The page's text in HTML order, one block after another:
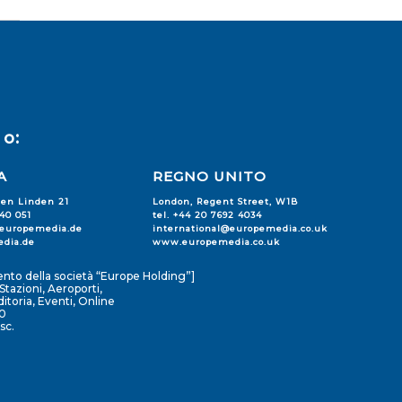
Linden 21
051
REGNO UNITO
London, Regent Street, W1B
tel. +44 20 7692 4034
international@europemedia.co.uk
www.europemedia.co.uk
della società “Europe Holding”]
Aeroporti,
Eventi, Online